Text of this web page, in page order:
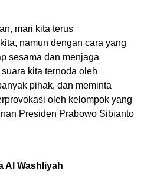
mari kita terus
namun dengan cara yang
sesama dan menjaga
kita ternoda oleh
pihak, dan meminta
oleh kelompok yang
Presiden Prabowo Sibianto
Al Washliyah